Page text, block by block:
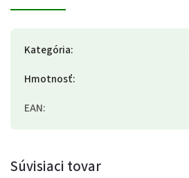
Kategória:
Hmotnosť:
EAN:
Súvisiaci tovar